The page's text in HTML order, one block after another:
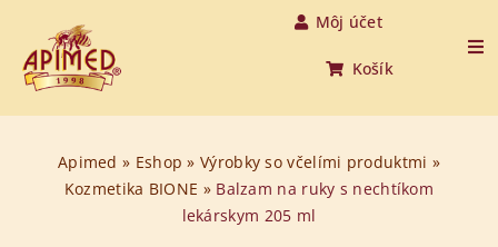
content
Môj účet
Košík
Produkty
Apimed » Eshop »Výrobky so včelími produktmi »
Kozmetika BIONE » Balzam na ruky s nechtíkom
lekárskym 205 ml